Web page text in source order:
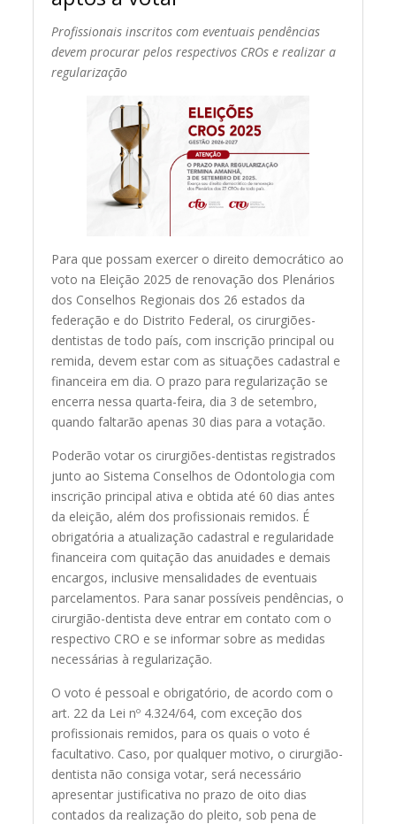
Profissionais inscritos com eventuais pendências
devem procurar pelos respectivos CROs e realizar a
regularização
Para que possam exercer o direito democrático ao
voto na Eleição 2025 de renovação dos Plenários
dos Conselhos Regionais dos 26 estados da
federação e do Distrito Federal, os cirurgiões-
dentistas de todo país, com inscrição principal ou
remida, devem estar com as situações cadastral e
financeira em dia. O prazo para regularização se
encerra nessa quarta-feira, dia 3 de setembro,
quando faltarão apenas 30 dias para a votação.
Poderão votar os cirurgiões-dentistas registrados
junto ao Sistema Conselhos de Odontologia com
inscrição principal ativa e obtida até 60 dias antes
da eleição, além dos profissionais remidos. É
obrigatória a atualização cadastral e regularidade
financeira com quitação das anuidades e demais
encargos, inclusive mensalidades de eventuais
parcelamentos. Para sanar possíveis pendências, o
cirurgião-dentista deve entrar em contato com o
respectivo CRO e se informar sobre as medidas
necessárias à regularização.
O voto é pessoal e obrigatório, de acordo com o
art. 22 da Lei nº 4.324/64, com exceção dos
profissionais remidos, para os quais o voto é
facultativo. Caso, por qualquer motivo, o cirurgião-
dentista não consiga votar, será necessário
apresentar justificativa no prazo de oito dias
contados da realização do pleito, sob pena de